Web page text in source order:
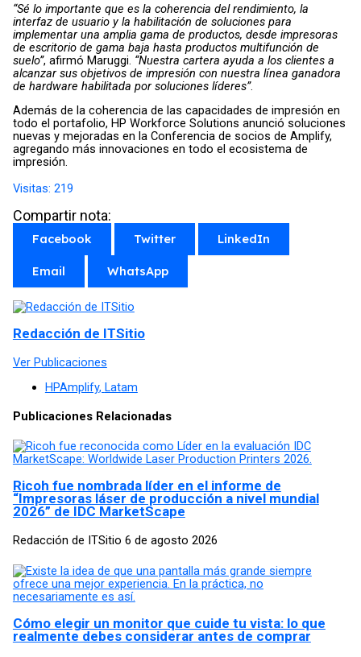
“Sé lo importante que es la coherencia del rendimiento, la
interfaz de usuario y la habilitación de soluciones para
implementar una amplia gama de productos, desde impresoras
de escritorio de gama baja hasta productos multifunción de
suelo”, afirmó Maruggi. “Nuestra cartera ayuda a los clientes a
alcanzar sus objetivos de impresión con nuestra línea ganadora
de hardware habilitada por soluciones líderes”.
Además de la coherencia de las capacidades de impresión en
todo el portafolio, HP Workforce Solutions anunció soluciones
nuevas y mejoradas en la Conferencia de socios de Amplify,
agregando más innovaciones en todo el ecosistema de
impresión.
Visitas: 219
Compartir nota:
Facebook Twitter LinkedIn
Email WhatsApp
Redacción de ITSitio
Ver Publicaciones
HPAmplify, Latam
Publicaciones Relacionadas
Ricoh fue nombrada líder en el informe de
“Impresoras láser de producción a nivel mundial
2026” de IDC MarketScape
Redacción de ITSitio 6 de agosto 2026
Cómo elegir un monitor que cuide tu vista: lo que
realmente debes considerar antes de comprar